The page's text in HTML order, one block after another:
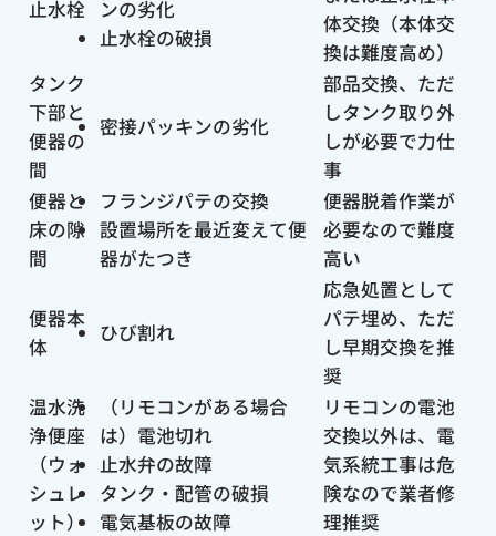
止水栓
ンの劣化
止水栓の破損
体交換（本体交
換は難度高め）
タンク
下部と
便器の
間
密接パッキンの劣化
部品交換、ただ
しタンク取り外
しが必要で力仕
事
便器と
床の隙
間
フランジパテの交換
設置場所を最近変えて便
器がたつき
便器脱着作業が
必要なので難度
高い
便器本
体
ひび割れ
応急処置として
パテ埋め、ただ
し早期交換を推
奨
温水洗
浄便座
（ウォ
シュレ
ット）
（リモコンがある場合
は）電池切れ
止水弁の故障
タンク・配管の破損
電気基板の故障
リモコンの電池
交換以外は、電
気系統工事は危
険なので業者修
理推奨